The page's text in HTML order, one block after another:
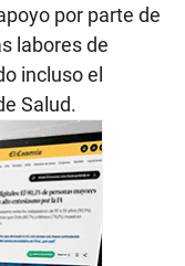
por parte de
labores de
incluso el
Salud.